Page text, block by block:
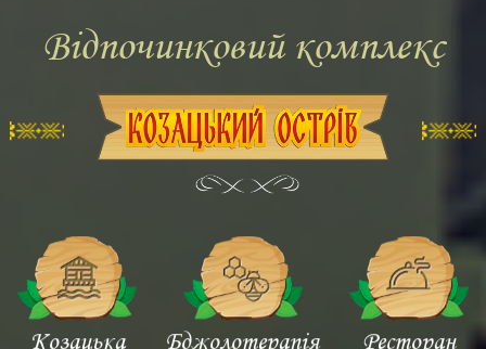
Відпочинковий комплекс
Козацька Бджолотерапія Ресторан